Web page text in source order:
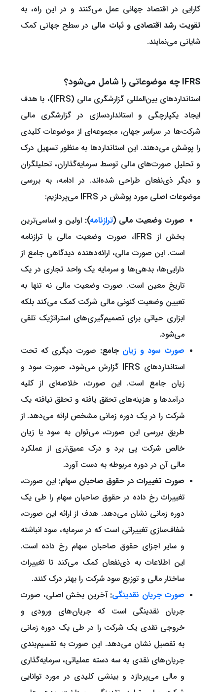
کارایی در اقتصاد جهانی عمل می‌کنند و در این راه، به
تقویت رشد اقتصادی و ثبات مالی در سطح جهانی کمک
شایانی می‌نمایند.
IFRS چه موضوعاتی را شامل می‌شود؟
استانداردهای بین‌المللی گزارشگری مالی (IFRS)، با هدف
ایجاد یکپارچگی و استانداردسازی در گزارشگری مالی
شرکت‌ها در سراسر جهان، مجموعه‌ای از موضوعات کلیدی
را پوشش می‌دهند. این استانداردها به منظور تسهیل درک
و تحلیل صورت‌های مالی توسط سرمایه‌گذاران، تحلیلگران
و دیگر ذی‌نفعان طراحی شده‌اند. در ادامه، به بررسی
موضوعات اصلی مورد پوشش در IFRS می‌پردازیم:
صورت وضعیت مالی (ترازنامه): اولین و اساسی‌ترین
بخش از IFRS، صورت وضعیت مالی یا ترازنامه
است. این صورت مالی، ارائه‌دهنده دیدگاهی جامع از
دارایی‌ها، بدهی‌ها و سرمایه یک واحد تجاری در یک
تاریخ معین است. صورت وضعیت مالی نه تنها به
تعیین وضعیت کنونی مالی شرکت کمک می‌کند بلکه
ابزاری حیاتی برای تصمیم‌گیری‌های استراتژیک تلقی
می‌شود.
صورت سود و زیان جامع: صورت دیگری که تحت
استانداردهای IFRS گزارش می‌شود، صورت سود و
زیان جامع است. این صورت، خلاصه‌ای از کلیه
درآمدها و هزینه‌های تحقق یافته و تحقق نیافته یک
شرکت را در یک دوره زمانی مشخص ارائه می‌دهد. از
طریق بررسی این صورت، می‌توان به سود یا زیان
خالص شرکت پی برد و درک عمیق‌تری از عملکرد
مالی آن در دوره مربوطه به دست آورد.
صورت تغییرات در حقوق صاحبان سهام: این صورت،
تغییرات رخ داده در حقوق صاحبان سهام را طی یک
دوره زمانی نشان می‌دهد. هدف از ارائه این صورت،
شفاف‌سازی تغییراتی است که در سرمایه، سود انباشته
و سایر اجزای حقوق صاحبان سهام رخ داده است.
این اطلاعات به ذی‌نفعان کمک می‌کند تا تغییرات
ساختار مالی و توزیع سود شرکت را بهتر درک کنند.
صورت جریان نقدینگی: آخرین بخش اصلی، صورت
جریان نقدینگی است که جریان‌های ورودی و
خروجی نقدی یک شرکت را در طی یک دوره زمانی
به تفصیل نشان می‌دهد. این صورت به تقسیم‌بندی
جریان‌های نقدی به سه دسته عملیاتی، سرمایه‌گذاری
و مالی می‌پردازد و بینشی کلیدی در مورد توانایی